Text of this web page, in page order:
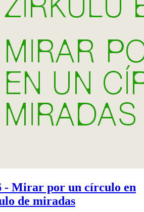
- Mirar por un círculo en
de miradas